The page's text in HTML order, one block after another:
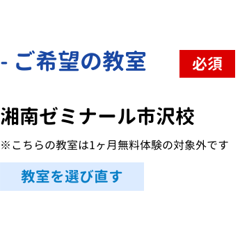
- ご希望の教室 必須
湘南ゼミナール市沢校
※こちらの教室は1ヶ月無料体験の対象外です
教室を選び直す